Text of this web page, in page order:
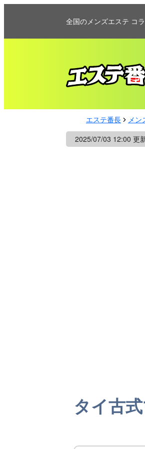
全国のメンズエステ コ
エステ番長 メン
2025/07/03 12:00 更
タイ古